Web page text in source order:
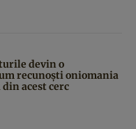
devin o
recunoști oniomania
acest cerc